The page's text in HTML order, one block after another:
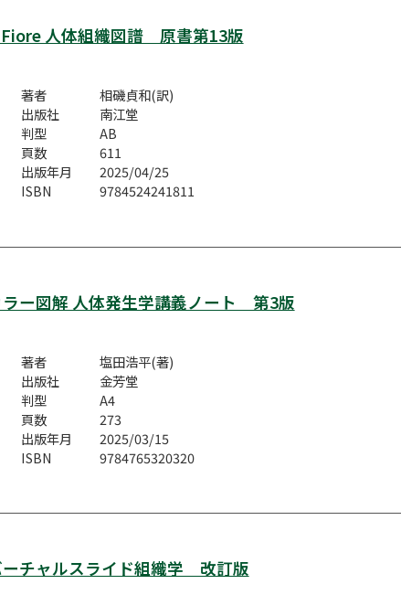
人体組織図譜 原書第13版
著者
相磯貞和(訳)
出版社
南江堂
判型
AB
頁数
611
出版年月
2025/04/25
ISBN
9784524241811
ラー図解 人体発生学講義ノート 第3版
著者
塩田浩平(著)
出版社
金芳堂
判型
A4
頁数
273
出版年月
2025/03/15
ISBN
9784765320320
ーチャルスライド組織学 改訂版